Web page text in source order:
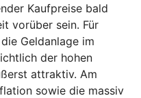
Kaufpreise bald
vorüber sein. Für
Geldanlage im
der hohen
attraktiv. Am
sowie die massiv